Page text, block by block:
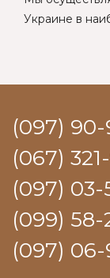
Украине в
(097)
(067)
(097)
(099)
(097)